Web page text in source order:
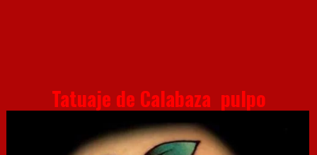
Tatuaje de Calabaza pulpo